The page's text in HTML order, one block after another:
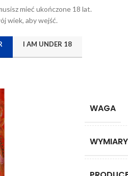
mieć ukończone 18 lat.
wiek, aby wejść.
I AM UNDER 18
MIX
Login to
Smak tego
sprawią, że
WAGA
WYMIARY